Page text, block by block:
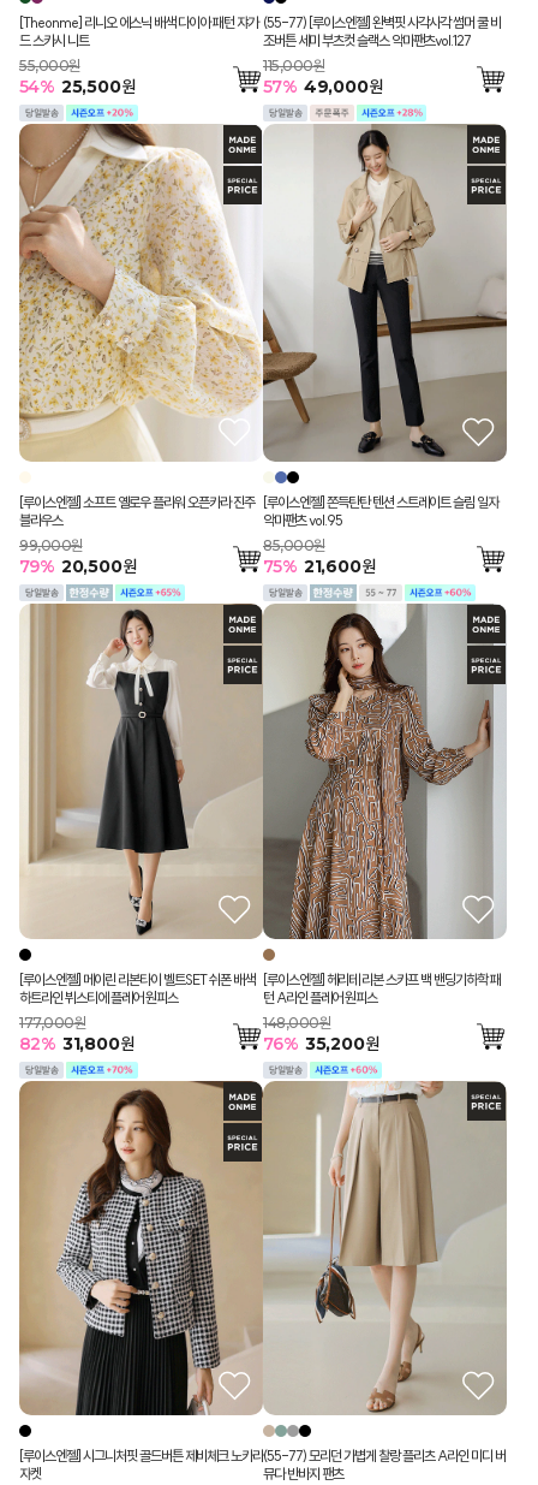
[Theonme] 리니오 에스닉 배색 다이아 패턴 쟈가
드 스카시 니트
55,000원
54% 25,500원
(55-77) [루이스엔젤] 완벽핏 사각사각 썸머 쿨 비
조버튼 세미 부츠컷 슬랙스 악마팬츠vol.127
115,000원
57% 49,000원
[루이스엔젤] 소프트 옐로우 플라워 오픈카라 진주
블라우스
99,000원
79% 20,500원
[루이스엔젤] 쫀득탄탄 텐션 스트레이트 슬림 일자
악마팬츠 vol.95
85,000원
75% 21,600원
[루이스엔젤] 메이린 리본타이 벨트SET 쉬폰 배색
하트라인 뷔스티에 플레어 원피스
177,000원
82% 31,800원
[루이스엔젤] 헤리테 리본 스카프 백 밴딩기하학 패
턴 A라인 플레어 원피스
148,000원
76% 35,200원
[루이스엔젤] 시그니처핏 골드버튼 제비체크 노카라
자켓
(55-77) 모리던 가볍게 찰랑 플리츠 A라인 미디 버
뮤다 반바지 팬츠